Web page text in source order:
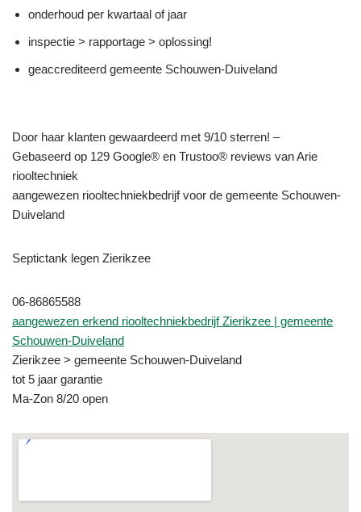
onderhoud per kwartaal of jaar
inspectie > rapportage > oplossing!
geaccrediteerd gemeente Schouwen-Duiveland
Door haar klanten gewaardeerd met 9/10 sterren! –
Gebaseerd op 129 Google® en Trustoo® reviews van Arie
riooltechniek
aangewezen riooltechniekbedrijf voor de gemeente Schouwen-
Duiveland
Septictank legen Zierikzee
06-86865588
aangewezen erkend riooltechniekbedrijf Zierikzee | gemeente
Schouwen-Duiveland
Zierikzee > gemeente Schouwen-Duiveland
tot 5 jaar garantie
Ma-Zon 8/20 open